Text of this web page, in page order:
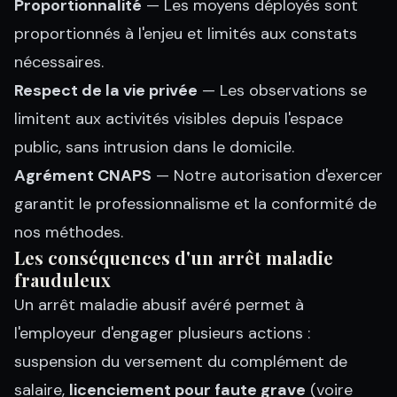
Proportionnalité — Les moyens déployés sont
proportionnés à l'enjeu et limités aux constats
nécessaires.
Respect de la vie privée — Les observations se
limitent aux activités visibles depuis l'espace
public, sans intrusion dans le domicile.
Agrément CNAPS — Notre autorisation d'exercer
garantit le professionnalisme et la conformité de
nos méthodes.
Les conséquences d'un arrêt maladie
frauduleux
Un arrêt maladie abusif avéré permet à
l'employeur d'engager plusieurs actions :
suspension du versement du complément de
salaire, licenciement pour faute grave (voire